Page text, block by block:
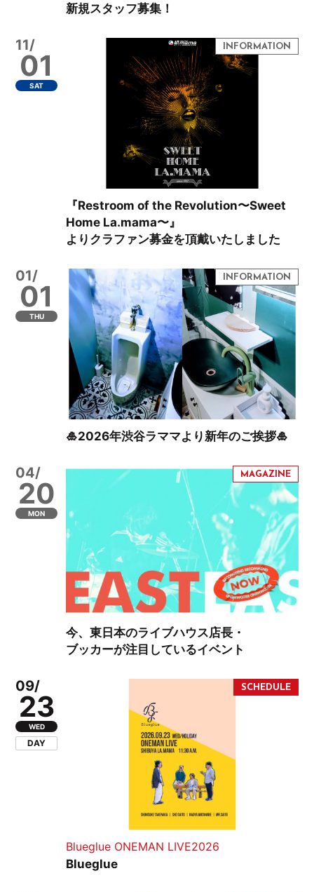
新規スタッフ募集！
11/
01
SAT
『Restroom of the Revolution〜Sweet
Home La.mama〜』
よりクラファン募金を頂戴いたしました
01/
01
THU
🎍2026年渋谷ラママより新年のご挨拶🎍
04/
20
MON
今、東日本のライブハウス店長・
ブッカーが注目しているイベント
09/
23
WED
DAY
Blueglue ONEMAN LIVE2026
Blueglue